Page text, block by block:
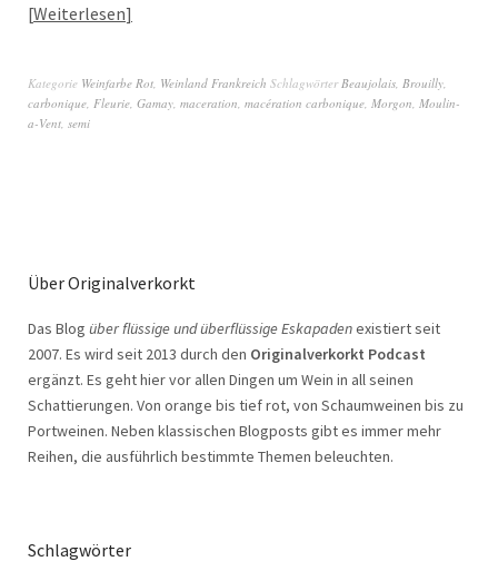
Weiterlesen
Kategorie Weinfarbe Rot Weinland Frankreich Schlagwörter Beaujolais Brouilly
carbonique Fleurie Gamay maceration macération carbonique Morgon Moulin-
a-Vent semi
Über Originalverkorkt
Das Blog über flüssige und überflüssige Eskapadenexistiert seit
2007. Es wird seit 2013 durch den Originalverkorkt Podcast
ergänzt. Es geht hier vor allen Dingen um Wein in all seinen
Schattierungen. Von orange bis tief rot, von Schaumweinen bis zu
Portweinen. Neben klassischen Blogposts gibt es immer mehr
Reihen, die ausführlich bestimmte Themen beleuchten.
Schlagwörter